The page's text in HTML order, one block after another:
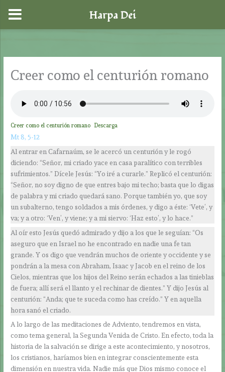
contenido
Creer como el centurión romano
Creer como el centurión romano Descarga
Mt 8, 5-12
Al entrar en Cafarnaúm, se le acercó un centurión y le rogó
diciendo: “Señor, mi criado yace en casa paralítico con terribles
sufrimientos.” Dícele Jesús: “Yo iré a curarle.” Replicó el centurión:
“Señor, no soy digno de que entres bajo mi techo; basta que lo digas
de palabra y mi criado quedará sano. Porque también yo, que soy
un subalterno, tengo soldados a mis órdenes, y digo a éste: ‘Vete’, y
va; y a otro: ‘Ven’, y viene; y a mi siervo: ‘Haz esto’, y lo hace.”
Al oír esto Jesús quedó admirado y dijo a los que le seguían: “Os
aseguro que en Israel no he encontrado en nadie una fe tan
grande. Y os digo que vendrán muchos de oriente y occidente y se
pondrán a la mesa con Abraham, Isaac y Jacob en el reino de los
Cielos, mientras que los hijos del Reino serán echados a las tinieblas
de fuera; allí será el llanto y el rechinar de dientes.” Y dijo Jesús al
centurión: “Anda; que te suceda como has creído.” Y en aquella
hora sanó el criado.
A lo largo de las meditaciones de Adviento, tendremos en vista,
como tema general, la Segunda Venida de Cristo. En efecto, toda la
historia de la salvación se dirige a este acontecimiento, y nosotros,
los cristianos, haríamos bien en integrar conscientemente esta
dimensión en nuestra vida. Nadie más que Dios mismo conoce el
Harpa Dei